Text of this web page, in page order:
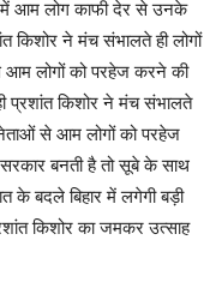
में आम लोग काफी देर से उनके
ने मंच संभालते ही लोगों
आम लोगों को परहेज करने की
प्रशांत किशोर ने मंच संभालते
नेताओं से आम लोगों को परहेज
बनती है तो सूबे के साथ
के बदले बिहार में लगेगी बड़ी
किशोर का जमकर उत्साह